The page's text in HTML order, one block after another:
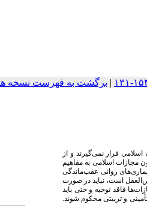
| برگشت به فهرست نسخه
بلکه اشخاصی هم هستند که از یک طرف در تعریف مجنون موضوع ماده 149 قانون مجازات اسلامی قرار نمی‌گیرند و از
هم نیستند، سن عقلی این افراد کم‌تر از سن جسمی آن‌ها در حد اطفال متأثر از نقصان عقل می‌باشد که در فقه معتوه نام دارند. ماده ۹۱ قانون مجازات اسلامی به مفاهیم
روانی عقب‌ماندگی
معتوه را که ناقص‌العقل است، نباید در صورت
فاقد توجیه و حتی باید
تأمینی و تربیتی محکوم شوند.